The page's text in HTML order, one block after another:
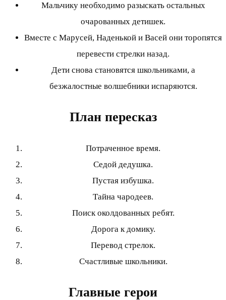
Мальчику необходимо разыскать остальных
очарованных детишек.
Вместе с Марусей, Наденькой и Васей они торопятся
перевести стрелки назад.
Дети снова становятся школьниками, а
безжалостные волшебники испаряются.
План пересказ
Потраченное время.
Седой дедушка.
Пустая избушка.
Тайна чародеев.
Поиск околдованных ребят.
Дорога к домику.
Перевод стрелок.
Счастливые школьники.
Главные герои